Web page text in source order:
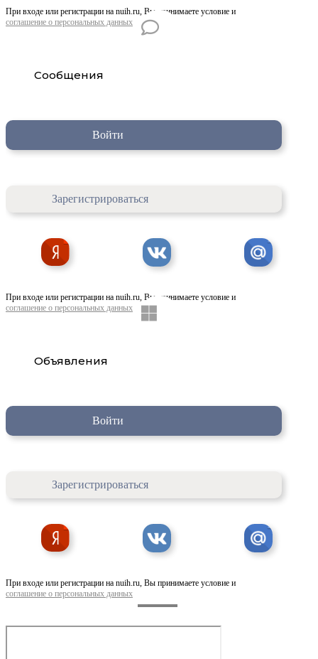
При входе или регистрации на nuih.ru, Вы принимаете условие и
соглашение о персональных данных
Сообщения
Войти
Зарегистрироваться
При входе или регистрации на nuih.ru, Вы принимаете условие и
соглашение о персональных данных
Объявления
Войти
Зарегистрироваться
При входе или регистрации на nuih.ru, Вы принимаете условие и
соглашение о персональных данных